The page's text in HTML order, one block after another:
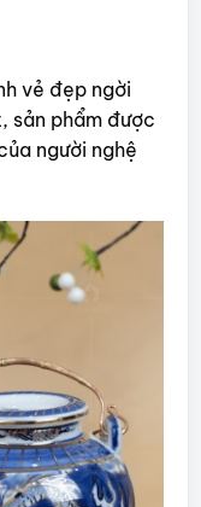
vẻ đẹp ngời
sản phẩm được
người nghệ